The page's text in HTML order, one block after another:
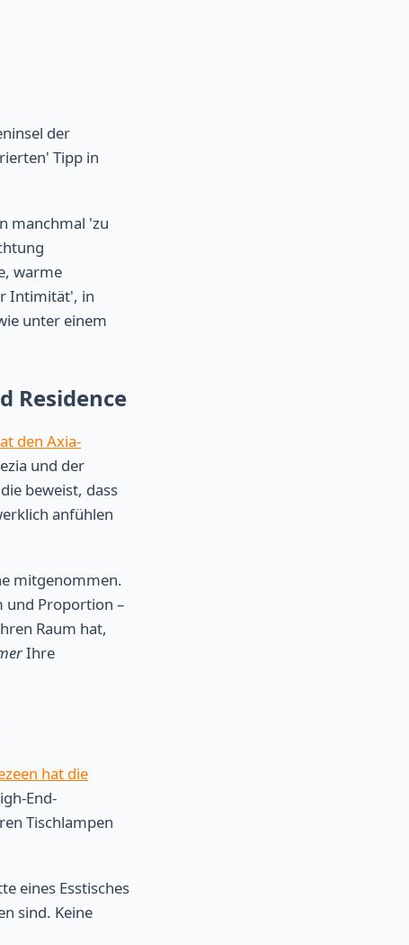
der
Tipp in
manchmal 'zu
warme
Intimität', in
unter einem
Residence
den Axia-
und der
beweist, dass
anfühlen
mitgenommen.
und Proportion –
Raum hat,
Ihre
hat die
End-
Tischlampen
eines Esstisches
sind. Keine